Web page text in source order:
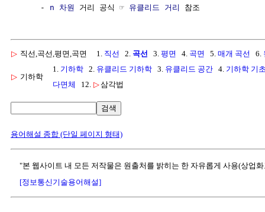
     -
n 차원 거리 공식 ☞ 유클리드 거리
▷ 직선,곡선,평면,곡면 1. 직선 2. 곡선 3. 평면 4. 곡면 5. 매개 곡선 6.
▷ 기하학
1. 기하학 2. 유클리드 기하학 3. 유클리드 공간 4. 기하학 기
다면체
12. ▷삼각법
검색
용어해설 종합 (단일 페이지 형태)
"본 웹사이트 내 모든 저작물은 원출처를 밝히는 한 자유롭게 사용(상업
[정보통신기술용어해설]